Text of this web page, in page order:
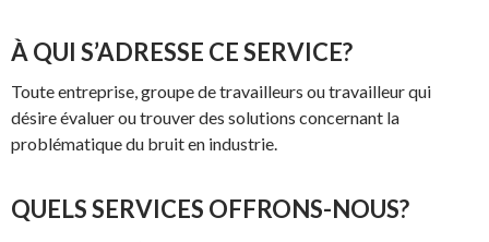
À QUI S’ADRESSE CE SERVICE?
Toute entreprise, groupe de travailleurs ou travailleur qui
désire évaluer ou trouver des solutions concernant la
problématique du bruit en industrie.
QUELS SERVICES OFFRONS-NOUS?